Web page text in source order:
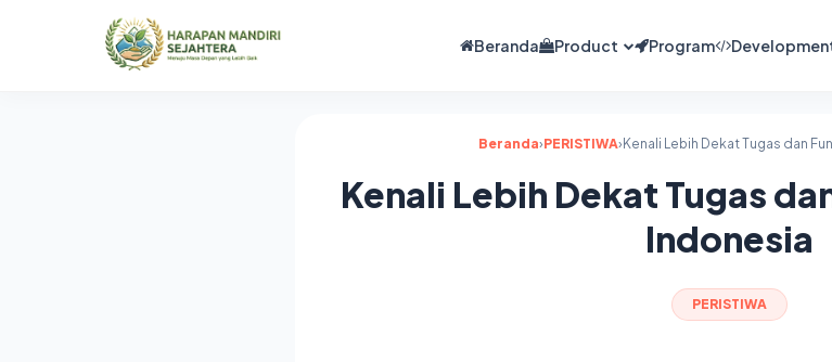
Beranda Product Program
Beranda›PERISTIWA› Kenali Lebih Dekat Tugas dan
Kenali Lebih Dekat Tugas
Indonesia
PERISTIWA